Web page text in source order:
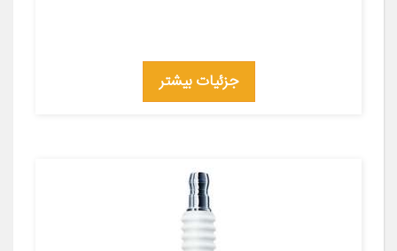
جزئیات بیشتر